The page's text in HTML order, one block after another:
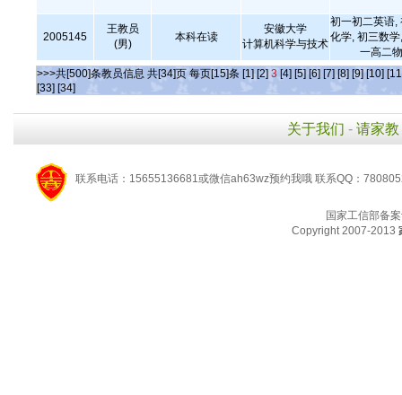
2005145
王教员
(男)
本科在读
安徽大学
计算机科学与技术
初一初二英语,
化学, 初三数
一高二
>>>共[500]条教员信息 共[34]页 每页[15]条 [1] [2] 3 [4] [5] [6] [7] [8] [9] [10]
[33] [34]
关于我们 - 请家教
联系电话：15655136681或微信ah63wz预约我哦 联系QQ：
国家工信部备
Copyright 2007-2013